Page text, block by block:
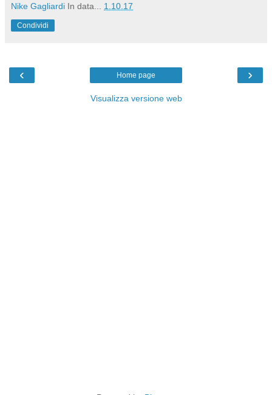
Nike Gagliardi In data... 1.10.17
Condividi
‹ ›
Home page
Visualizza versione web